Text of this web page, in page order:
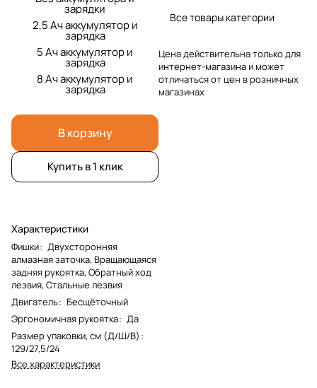
зарядки
2,5 Ач аккумулятор и
зарядка
5 Ач аккумулятор и
зарядка
8 Ач аккумулятор и
зарядка
В корзину
Купить в 1 клик
Характеристики
Фишки: Двухсторонняя
алмазная заточка, Вращающаяся
задняя рукоятка, Обратный ход
лезвия, Стальные лезвия
Двигатель: Бесщёточный
Эргономичная рукоятка: Да
Размер упаковки, см (Д/Ш/В) :
129/27,5/24
Все характеристики
Все товары категории
Цена действительна только для
интернет-магазина и может
отличаться от цен в розничных
магазинах